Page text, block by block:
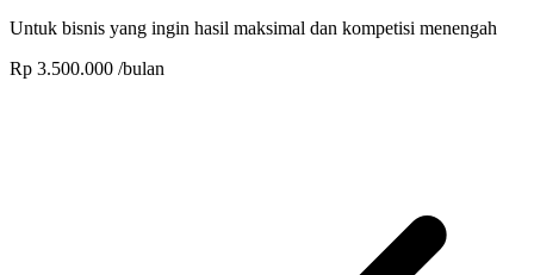
Untuk bisnis yang ingin hasil maksimal dan kompetisi menengah
Rp 3.500.000 /bulan